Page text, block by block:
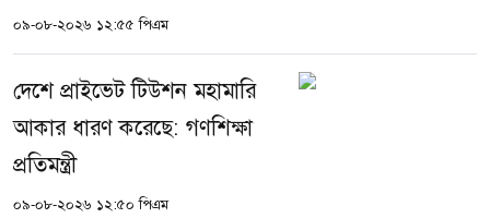
০৯-০৮-২০২৬ ১২:৫৫ পিএম
দেশে প্রাইভেট টিউশন মহামারি
আকার ধারণ করেছে: গণশিক্ষা
প্রতিমন্ত্রী
০৯-০৮-২০২৬ ১২:৫০ পিএম